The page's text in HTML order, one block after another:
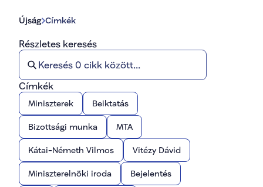
Újság Címkék
Részletes keresés
Címkék
Miniszterek Beiktatás
Bizottsági munka MTA
Kátai-Németh Vilmos Vitézy Dávid
Miniszterelnöki iroda Bejelentés